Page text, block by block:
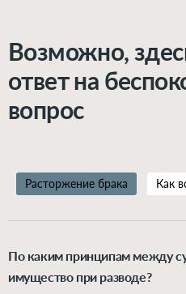
Возможно,
ответ на
вопрос
Расторжение брака Как
По каким принципам между
имущество при разводе?